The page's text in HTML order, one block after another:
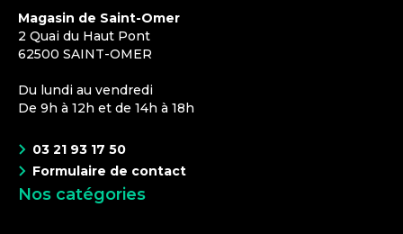
Magasin de Saint-Omer
2 Quai du Haut Pont
62500 SAINT-OMER
Du lundi au vendredi
De 9h à 12h et de 14h à 18h
03 21 93 17 50
Formulaire de contact
Nos catégories